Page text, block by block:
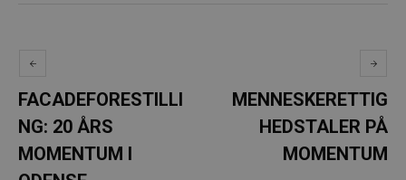
FACADEFORESTILLI
NG: 20 ÅRS
MOMENTUM I
MENNESKERETTIG
HEDSTALER PÅ
MOMENTUM